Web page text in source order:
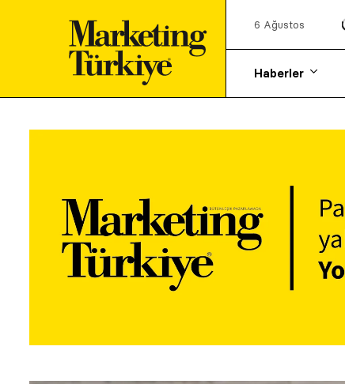
6 Ağustos
Haberler